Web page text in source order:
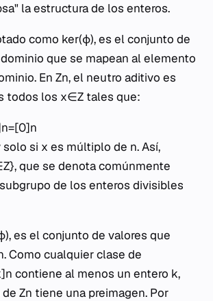
la estructura de los enteros.
como ker(ϕ), es el conjunto de
que se mapean al elemento
En Zn​, el neutro aditivo es
todos los x∈Z tales que:
solo si x es múltiplo de n. Así,
que se denota comúnmente
de los enteros divisibles
es el conjunto de valores que
Como cualquier clase de
contiene al menos un entero k,
Zn​ tiene una preimagen. Por